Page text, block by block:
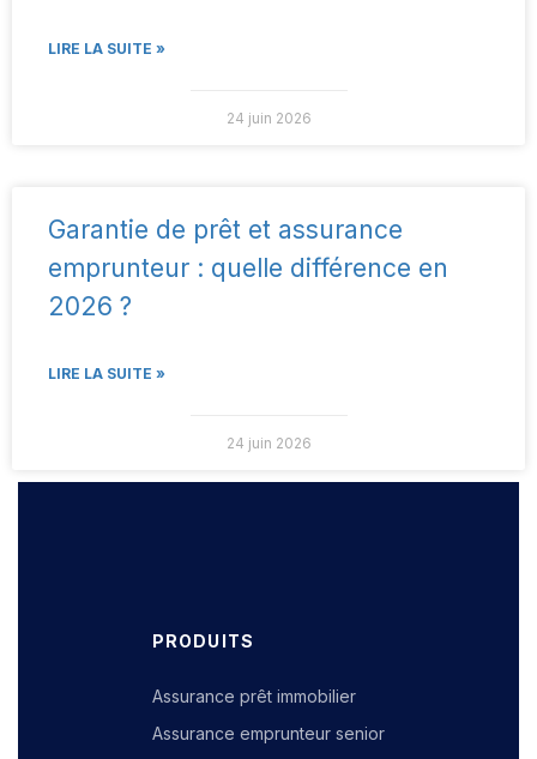
LIRE LA SUITE »
24 juin 2026
Garantie de prêt et assurance
emprunteur : quelle différence en
2026 ?
LIRE LA SUITE »
24 juin 2026
PRODUITS
Assurance prêt immobilier
Assurance emprunteur senior